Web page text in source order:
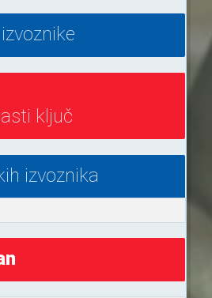
ključ
izvoznika